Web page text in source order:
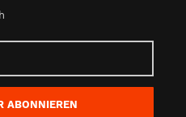
ABONNIEREN